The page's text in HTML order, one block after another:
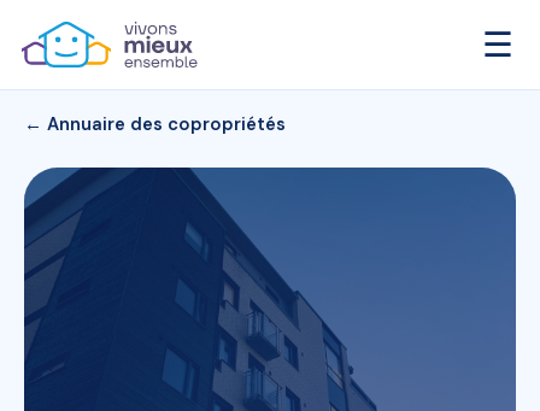
☰
← Annuaire des copropriétés